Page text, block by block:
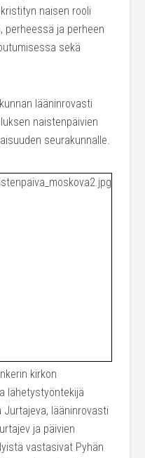
naisen rooli
perheessä ja perheen
sekä
lääninrovasti
naistenpäivien
seurakunnalle.
kirkon
lähetystyöntekijä
Jurtajeva, lääninrovasti
ja päivien
vastasivat Pyhän